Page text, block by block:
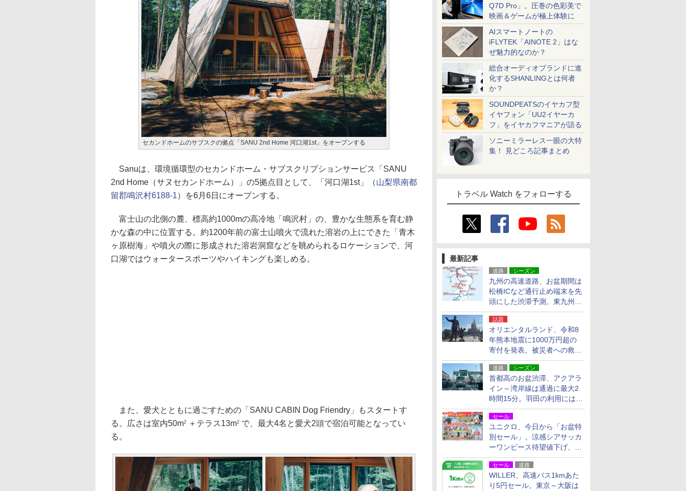
Q7D Pro」。圧巻の色彩美で
映画＆ゲームが極上体験に
AIスマートノートの
iFLYTEK「AINOTE 2」はな
ぜ魅力的なのか？
総合オーディオブランドに進
化するSHANLINGとは何者
か？
SOUNDPEATSのイヤカフ型
イヤフォン「UU2イヤーカ
フ」をイヤカフマニアが語る
ソニーミラーレス一眼の大特
集！ 見どころ記事まとめ
トラベル Watch をフォローする
最新記事
道路 シーズン
九州の高速道路、お盆期間は
松橋ICなど通行止め端末を先
頭にした渋滞予測。東九州道
への迂回は料金調整を実施
話題
オリエンタルランド、令和8
年熊本地震に1000万円超の
寄付を発表。被災者への救援
活動・復旧支援
道路 シーズン
首都高のお盆渋滞、アクアラ
イン～湾岸線は通過に最大2
時間15分。羽田の利用には
「空港西出口」の利用検討を
セール
ユニクロ、今日から「お盆特
別セール」。涼感シアサッカ
ーワンピース待望値下げ、撥
水ギアショーツは1990円に
セール 道路
WILLER、高速バス1kmあた
り5円セール。東京～大阪は
セカンドホームのサブスクの拠点「SANU 2nd Home 河口湖1st」をオープンする
Sanuは、環境循環型のセカンドホーム・サブスクリプションサービス「SANU
2nd Home（サヌセカンドホーム）」の5拠点目として、「河口湖1st」（山梨県南都
留郡鳴沢村6188-1）を6月6日にオープンする。
富士山の北側の麓、標高約1000mの高冷地「鳴沢村」の、豊かな生態系を育む静
かな森の中に位置する。約1200年前の富士山噴火で流れた溶岩の上にできた「青木
ヶ原樹海」や噴火の際に形成された溶岩洞窟などを眺められるロケーションで、河
口湖ではウォータースポーツやハイキングも楽しめる。
また、愛犬とともに過ごすための「SANU CABIN Dog Friendry」もスタートす
る。広さは室内50m2 ＋テラス13m2 で、最大4名と愛犬2頭で宿泊可能となってい
る。